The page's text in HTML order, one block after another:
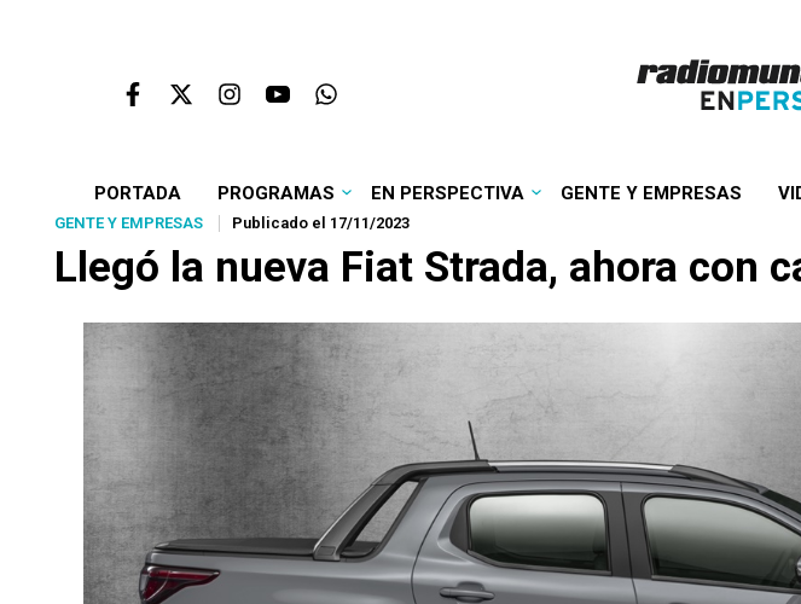
PORTADA PROGRAMAS EN PERSPECTIVA GENTE Y EMPRESAS
GENTE Y EMPRESAS Publicado el 17/11/2023
Llegó la nueva Fiat Strada, ahora con